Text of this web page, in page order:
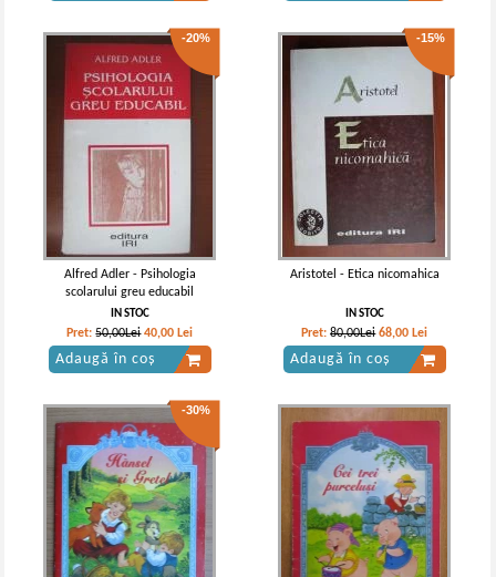
-20%
Alfred Adler - Psihologia
scolarului greu educabil
IN STOC
Pret:50,00Lei 40,00 Lei
Adaugă în coș
-15%
Aristotel - Etica nicomahica
IN STOC
Pret:80,00Lei 68,00 Lei
Adaugă în coș
-30%